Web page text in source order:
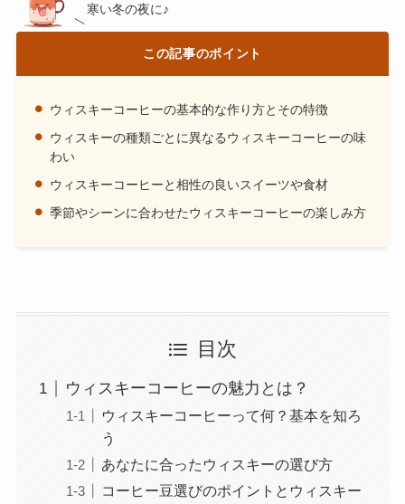
寒い冬の夜に♪
この記事のポイント
ウィスキーコーヒーの基本的な作り方とその特徴
ウィスキーの種類ごとに異なるウィスキーコーヒーの味
わい
ウィスキーコーヒーと相性の良いスイーツや食材
季節やシーンに合わせたウィスキーコーヒーの楽しみ方
目次
ウィスキーコーヒーの魅力とは？
ウィスキーコーヒーって何？基本を知ろ
う
あなたに合ったウィスキーの選び方
コーヒー豆選びのポイントとウィスキー